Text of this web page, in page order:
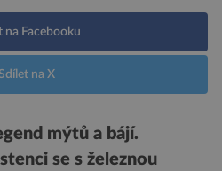
na Facebooku
na X
mýtů a bájí.
se s železnou